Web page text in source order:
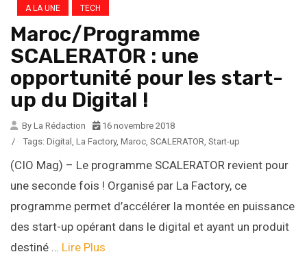
A LA UNE TECH
Maroc/Programme
SCALERATOR : une
opportunité pour les start-
up du Digital !
By La Rédaction
16 novembre 2018
/
Tags: Digital La Factory, Maroc SCALERATOR Start-up
(CIO Mag) – Le programme SCALERATOR revient pour
une seconde fois ! Organisé par La Factory, ce
programme permet d’accélérer la montée en puissance
des start-up opérant dans le digital et ayant un produit
destiné … Lire Plus